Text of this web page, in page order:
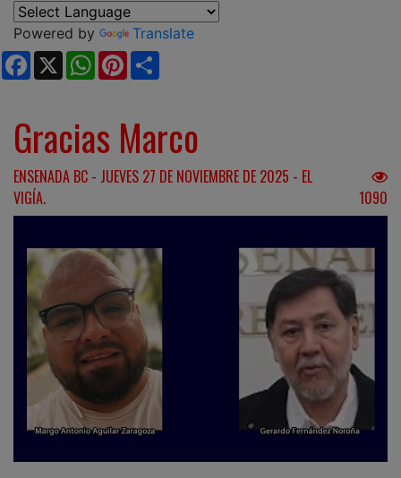
Powered by
Translate
Facebook
X WhatsApp
Pinterest
Gracias Marco
ENSENADA BC - JUEVES 27 DE NOVIEMBRE DE 2025 - EL
VIGÍA.
1090